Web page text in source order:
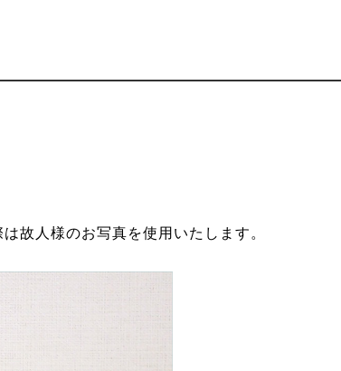
故人様のお写真を使用いたします。